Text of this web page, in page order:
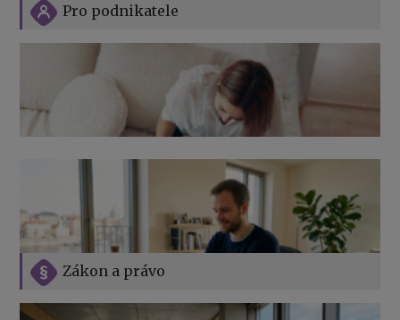
Zákon a právo
Pro podnikatele
Jak na podnikání při rodičovské dovolené